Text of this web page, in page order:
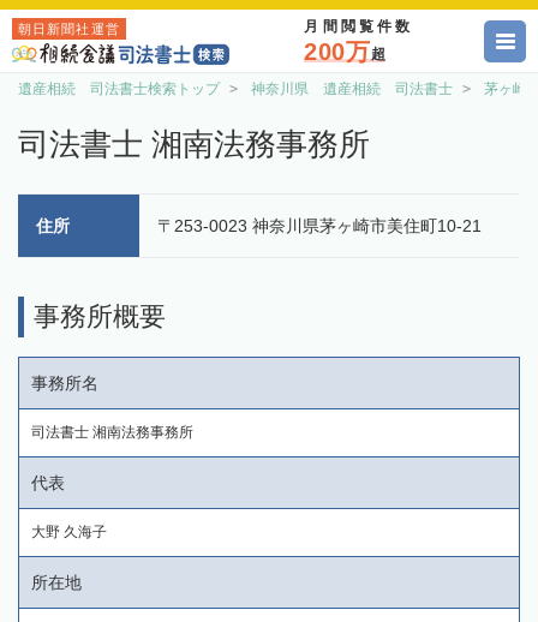
朝日新聞社運営 月間閲覧件数
200万超
遺産相続 司法書士検索トップ 神奈川県 遺産相続 司法書士 茅ヶ崎
司法書士 湘南法務事務所
住所 〒253-0023 神奈川県茅ヶ崎市美住町10-21
事務所概要
事務所名
司法書士 湘南法務事務所
代表
大野 久海子
所在地